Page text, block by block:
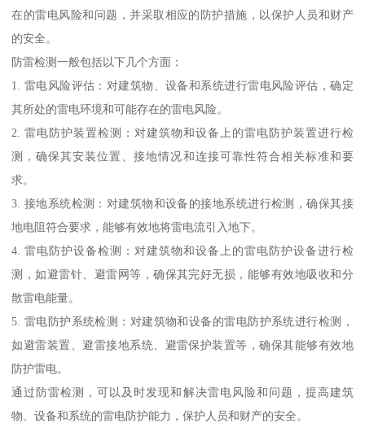
在的雷电风险和问题，并采取相应的防护措施，以保护人员和财产
的安全。
防雷检测一般包括以下几个方面：
1. 雷电风险评估：对建筑物、设备和系统进行雷电风险评估，确定
其所处的雷电环境和可能存在的雷电风险。
2. 雷电防护装置检测：对建筑物和设备上的雷电防护装置进行检
测，确保其安装位置、接地情况和连接可靠性符合相关标准和要
求。
3. 接地系统检测：对建筑物和设备的接地系统进行检测，确保其接
地电阻符合要求，能够有效地将雷电流引入地下。
4. 雷电防护设备检测：对建筑物和设备上的雷电防护设备进行检
测，如避雷针、避雷网等，确保其完好无损，能够有效地吸收和分
散雷电能量。
5. 雷电防护系统检测：对建筑物和设备的雷电防护系统进行检测，
如避雷装置、避雷接地系统、避雷保护装置等，确保其能够有效地
防护雷电。
通过防雷检测，可以及时发现和解决雷电风险和问题，提高建筑
物、设备和系统的雷电防护能力，保护人员和财产的安全。